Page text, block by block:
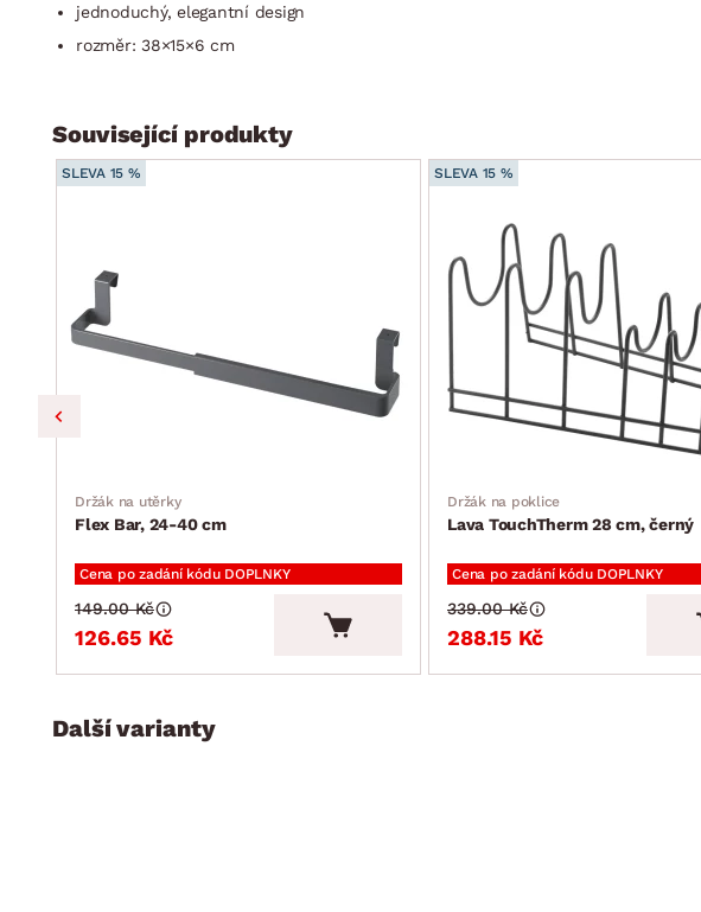
jednoduchý, elegantní design
rozměr: 38×15×6 cm
Související produkty
SLEVA 15 %
Držák na utěrky
Flex Bar, 24-40 cm
Cena po zadání kódu DOPLNKY
126.65 Kč
149.00 Kč
SLEVA 15 %
Držák na poklice
Lava TouchTherm 28 cm, černý
Cena po zadání kódu DOPLNKY
288.15 Kč
339.00 Kč
Další varianty